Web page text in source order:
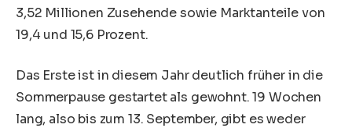
3,52 Millionen Zusehende sowie Marktanteile von
19,4 und 15,6 Prozent.
Das Erste ist in diesem Jahr deutlich früher in die
Sommerpause gestartet als gewohnt. 19 Wochen
lang, also bis zum 13. September, gibt es weder